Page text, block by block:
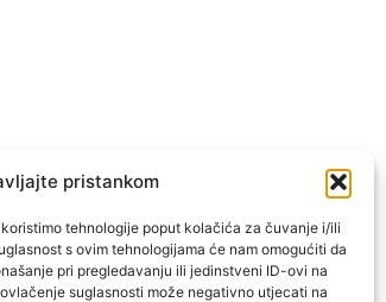
pristankom
tehnologije poput kolačića za čuvanje i/ili
s ovim tehnologijama će nam omogućiti da
pri pregledavanju ili jedinstveni ID-ovi na
suglasnosti može negativno utjecati na